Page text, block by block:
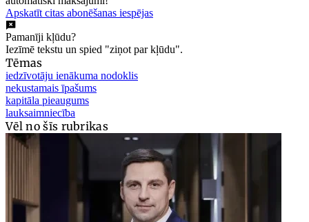
Apskatīt citas abonēšanas iespējas
Pamanīji kļūdu?
Iezīmē tekstu un spied "ziņot par kļūdu".
Tēmas
iedzīvotāju ienākuma nodoklis
nekustamais īpašums
kapitāla pieaugums
lauksaimniecība
Vēl no šīs rubrikas